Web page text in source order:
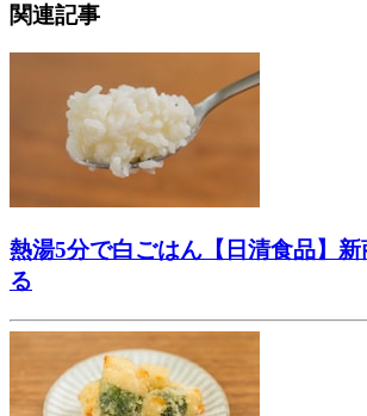
関連記事
熱湯5分で白ごはん【日清食品】
る